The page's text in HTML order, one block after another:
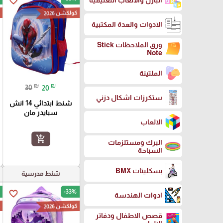
الادوات والعدة المكتبية
ورق الملاحظات Stick
Note
الملتينة
ستكرزات اشكال دزني
الالعاب
البرك ومستلزمات
السباحة
بسكليتات BMX
ادوات الهندسة
قصص الاطفال ودفاتر
كولكشن 2026
30 ₪ 20 ₪
شنط ابتدائي 14 انش
سبايدر مان
add_shopping_cart
شنط مدرسية
favorite_border -33%
كولكشن 2026